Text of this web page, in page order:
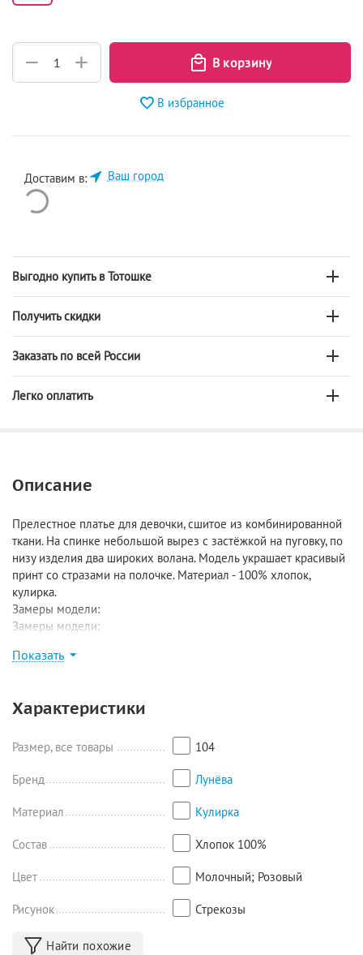
+
−
В избранное
Доставим в: Ваш город
Выгодно купить в Тотошке
Получить скидки
Заказать по всей России
Легко оплатить
Описание
Прелестное платье для девочки, сшитое из комбинированной
ткани. На спинке небольшой вырез с застёжкой на пуговку, по
низу изделия два широких волана. Модель украшает красивый
принт со стразами на полочке. Материал - 100% хлопок,
кулирка.
Замеры модели:
Замеры модели:
Размер 110: длина 57 см, ширина 31 см;
Размер 128: длина 67 см, ширина 34 см;
Показать
Характеристики
Размер, все товары 104
Бренд Лунёва
Материал Кулирка
Состав Хлопок 100%
Цвет Молочный; Розовый
Рисунок Стрекозы
Найти похожие